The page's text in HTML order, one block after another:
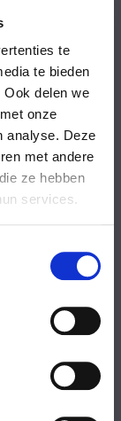
te
te bieden
delen we
onze
analyse. Deze
met andere
ze hebben
services.